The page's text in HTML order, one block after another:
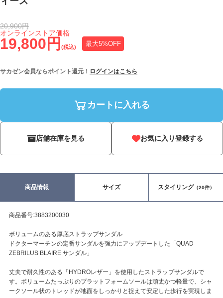
19,800円 (税込) 最大5%OFF
オンラインストア価格
20,900円
サカゼン会員ならポイント還元！ ログインはこちら
カートに入れる
店舗在庫を見る お気に入り登録する
商品情報 サイズ スタイリング（20件）
商品番号:3883200030
ボリュームのある厚底ストラップサンダル
ドクターマーチンの定番サンダルを強力にアップデートした「QUAD
ZEBRILUS BLAIRE サンダル」
丈夫で耐久性のある「HYDROレザー」を使用したストラップサンダルで
す。ボリュームたっぷりのプラットフォームソールは頑丈かつ軽量で、シャ
ークソール状のトレッドが地面をしっかりと捉えて安定した歩行を実現しま